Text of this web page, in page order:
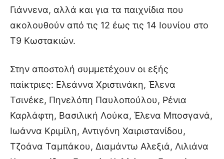
Γιάννενα, αλλά και για τα παιχνίδια που
ακολουθούν από τις 12 έως τις 14 Ιουνίου στο
Τ9 Κωστακιών.
Στην αποστολή συμμετέχουν οι εξής
παίκτριες: Ελεάννα Χριστινάκη, Έλενα
Τσινέκε, Πηνελόπη Παυλοπούλου, Ρένια
Καρλάφτη, Βασιλική Λούκα, Έλενα Μποσγανά,
Ιωάννα Κριμίλη, Αντιγόνη Χαιριστανίδου,
Τζοάνα Ταμπάκου, Διαμάντω Αλεξιά, Λιλιάνα